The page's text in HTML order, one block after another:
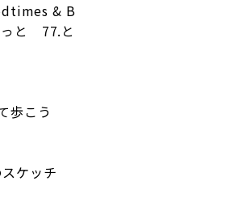
& B
と 77.と
歩こう
ケッチ